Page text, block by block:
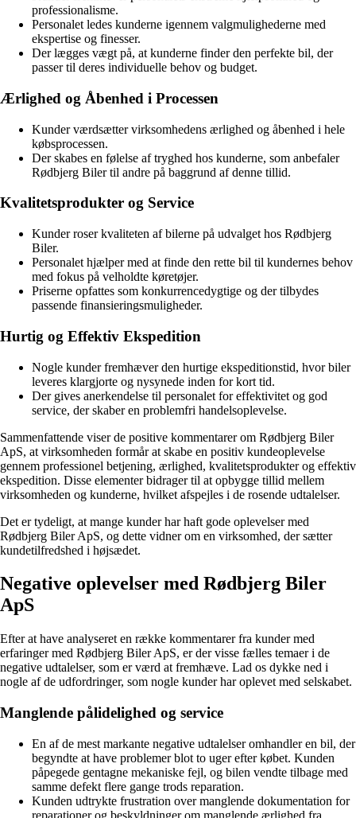
professionalisme.
Personalet ledes kunderne igennem valgmulighederne med
ekspertise og finesser.
Der lægges vægt på, at kunderne finder den perfekte bil, der
passer til deres individuelle behov og budget.
Ærlighed og Åbenhed i Processen
Kunder værdsætter virksomhedens ærlighed og åbenhed i hele
købsprocessen.
Der skabes en følelse af tryghed hos kunderne, som anbefaler
Rødbjerg Biler til andre på baggrund af denne tillid.
Kvalitetsprodukter og Service
Kunder roser kvaliteten af bilerne på udvalget hos Rødbjerg
Biler.
Personalet hjælper med at finde den rette bil til kundernes behov
med fokus på velholdte køretøjer.
Priserne opfattes som konkurrencedygtige og der tilbydes
passende finansieringsmuligheder.
Hurtig og Effektiv Ekspedition
Nogle kunder fremhæver den hurtige ekspeditionstid, hvor biler
leveres klargjorte og nysynede inden for kort tid.
Der gives anerkendelse til personalet for effektivitet og god
service, der skaber en problemfri handelsoplevelse.
Sammenfattende viser de positive kommentarer om Rødbjerg Biler
ApS, at virksomheden formår at skabe en positiv kundeoplevelse
gennem professionel betjening, ærlighed, kvalitetsprodukter og effektiv
ekspedition. Disse elementer bidrager til at opbygge tillid mellem
virksomheden og kunderne, hvilket afspejles i de rosende udtalelser.
Det er tydeligt, at mange kunder har haft gode oplevelser med
Rødbjerg Biler ApS, og dette vidner om en virksomhed, der sætter
kundetilfredshed i højsædet.
Negative oplevelser med Rødbjerg Biler
ApS
Efter at have analyseret en række kommentarer fra kunder med
erfaringer med Rødbjerg Biler ApS, er der visse fælles temaer i de
negative udtalelser, som er værd at fremhæve. Lad os dykke ned i
nogle af de udfordringer, som nogle kunder har oplevet med selskabet.
Manglende pålidelighed og service
En af de mest markante negative udtalelser omhandler en bil, der
begyndte at have problemer blot to uger efter købet. Kunden
påpegede gentagne mekaniske fejl, og bilen vendte tilbage med
samme defekt flere gange trods reparation.
Kunden udtrykte frustration over manglende dokumentation for
reparationer og beskyldninger om manglende ærlighed fra